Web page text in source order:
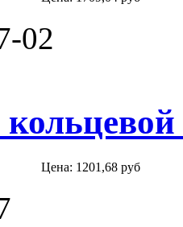
02
Цена: 1201,68 руб